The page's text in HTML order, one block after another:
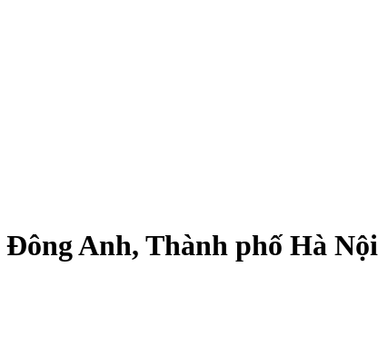
Anh, Thành phố Hà Nội